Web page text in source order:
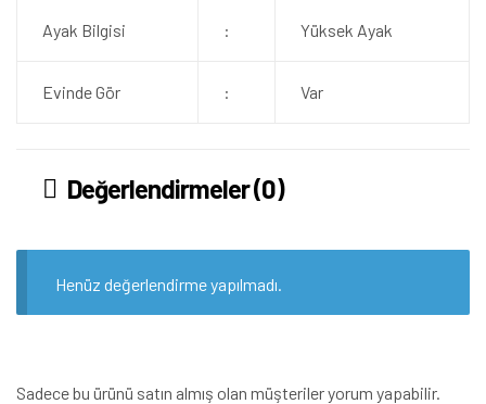
Ayak Bilgisi : Yüksek Ayak
Evinde Gör : Var
Değerlendirmeler (0)
Henüz değerlendirme yapılmadı.
Sadece bu ürünü satın almış olan müşteriler yorum yapabilir.